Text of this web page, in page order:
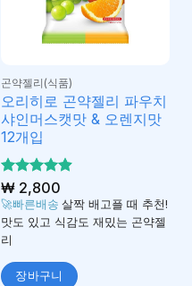
곤약젤리(식품)
오리히로 곤약젤리 파우치
샤인머스캣맛 & 오렌지맛
12개입
5 중에서
4.92로 평
가됨
₩2,800
🚀빠른배송 살짝 배고플 때 추천!
맛도 있고 식감도 재밌는 곤약젤
리
장바구니